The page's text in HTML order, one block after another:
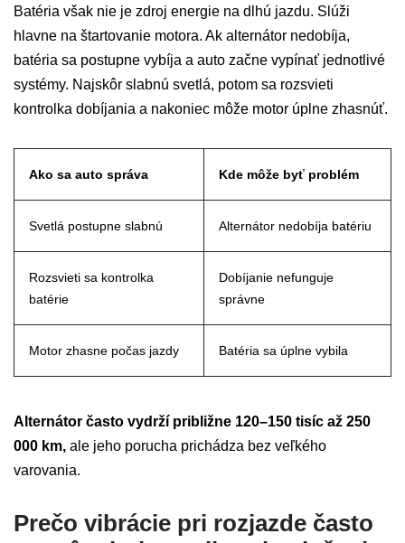
Batéria však nie je zdroj energie na dlhú jazdu. Slúži
hlavne na štartovanie motora. Ak alternátor nedobíja,
batéria sa postupne vybíja a auto začne vypínať jednotlivé
systémy. Najskôr slabnú svetlá, potom sa rozsvieti
kontrolka dobíjania a nakoniec môže motor úplne zhasnúť.
Ako sa auto správa Kde môže byť problém
Svetlá postupne slabnú Alternátor nedobíja batériu
Rozsvieti sa kontrolka
batérie
Dobíjanie nefunguje
správne
Motor zhasne počas jazdy Batéria sa úplne vybila
Alternátor často vydrží približne 120–150 tisíc až 250
000 km, ale jeho porucha prichádza bez veľkého
varovania.
Prečo vibrácie pri rozjazde často